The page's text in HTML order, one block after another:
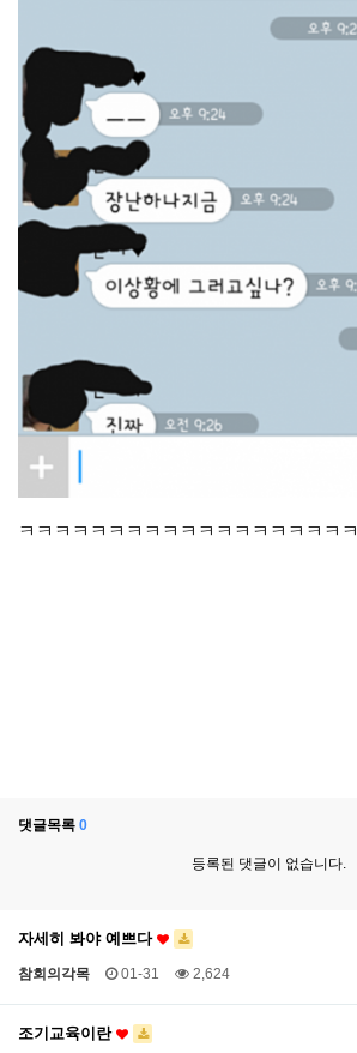
ㅋㅋㅋㅋㅋㅋㅋㅋㅋㅋㅋㅋㅋㅋㅋㅋㅋㅋㅋ
댓글목록 0
등록된 댓글이 없습니다.
자세히 봐야 예쁘다
참회의각목 01-31 2,624
조기교육이란